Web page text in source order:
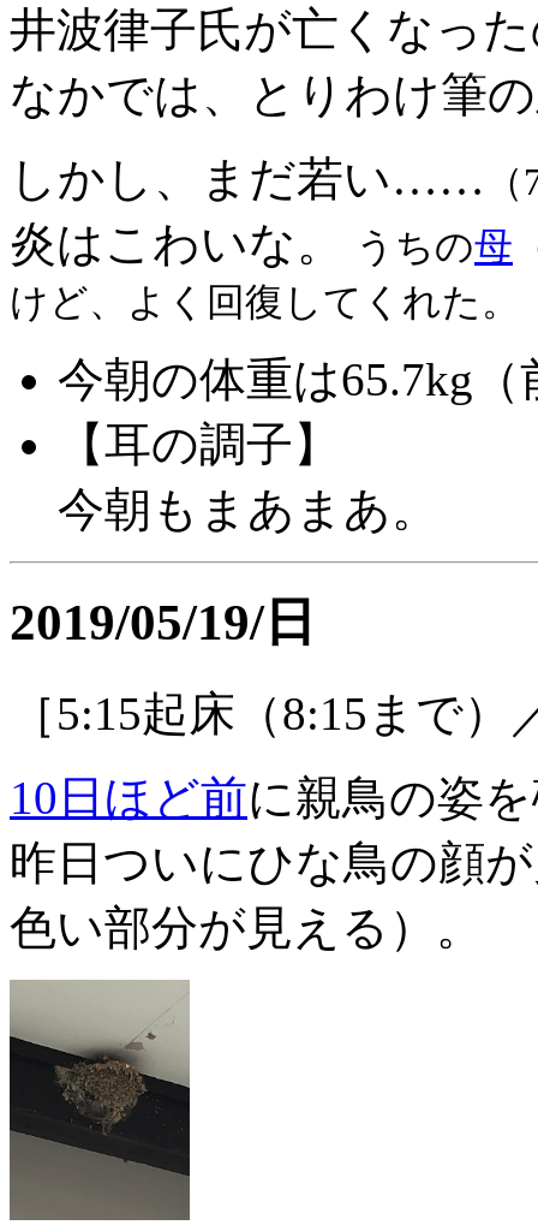
井波律子氏が亡くなっ
なかでは、とりわけ筆
しかし、まだ若い……
炎はこわいな。 うちの母
けど、よく回復してくれた。
今朝の体重は65.7kg（
【耳の調子】
今朝もまあまあ。
2019/05/19/日
［5:15起床（8:15まで）
10日ほど前に親鳥の姿
昨日ついにひな鳥の顔
色い部分が見える）。